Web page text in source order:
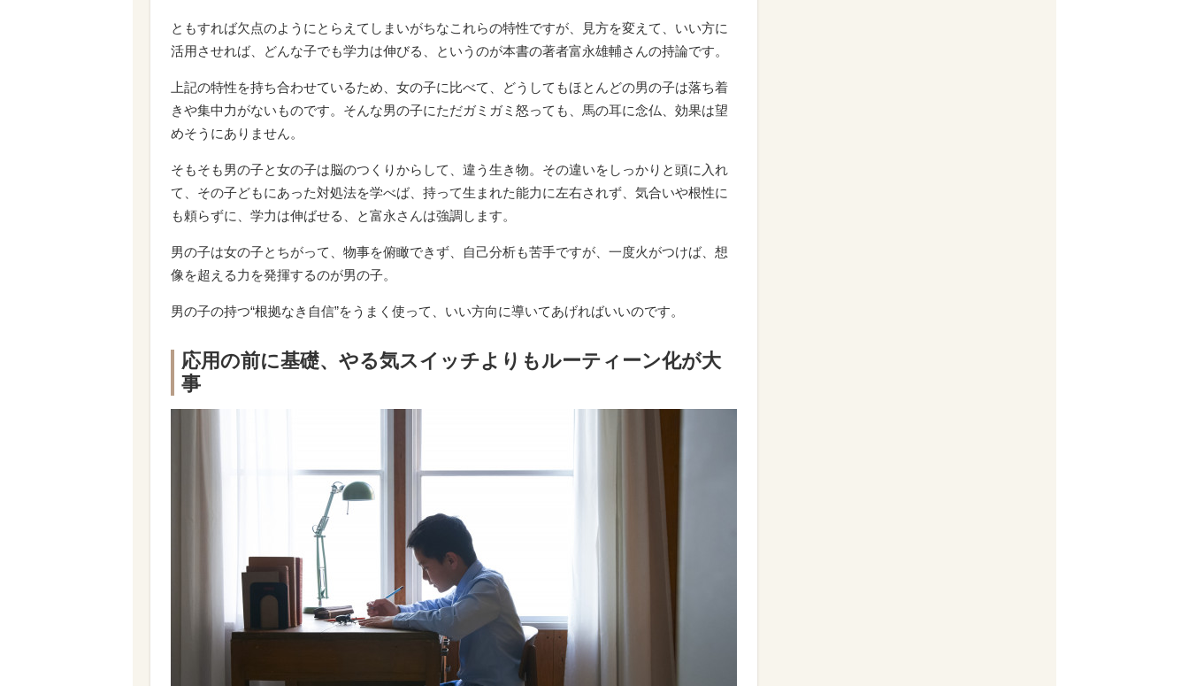
ともすれば欠点のようにとらえてしまいがちなこれらの特性ですが、見方を変えて、いい方に
活用させれば、どんな子でも学力は伸びる、というのが本書の著者富永雄輔さんの持論です。
上記の特性を持ち合わせているため、女の子に比べて、どうしてもほとんどの男の子は落ち着
きや集中力がないものです。そんな男の子にただガミガミ怒っても、馬の耳に念仏、効果は望
めそうにありません。
そもそも男の子と女の子は脳のつくりからして、違う生き物。その違いをしっかりと頭に入れ
て、その子どもにあった対処法を学べば、持って生まれた能力に左右されず、気合いや根性に
も頼らずに、学力は伸ばせる、と富永さんは強調します。
男の子は女の子とちがって、物事を俯瞰できず、自己分析も苦手ですが、一度火がつけば、想
像を超える力を発揮するのが男の子。
男の子の持つ“根拠なき自信”をうまく使って、いい方向に導いてあげればいいのです。
応用の前に基礎、やる気スイッチよりもルーティーン化が大
事